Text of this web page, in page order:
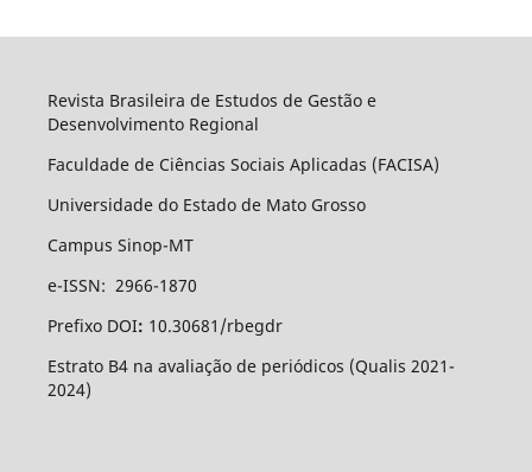
Revista Brasileira de Estudos de Gestão e
Desenvolvimento Regional
Faculdade de Ciências Sociais Aplicadas (FACISA)
Universidade do Estado de Mato Grosso
Campus Sinop-MT
e-ISSN: 2966-1870
Prefixo DOI: 10.30681/rbegdr
Estrato B4 na avaliação de periódicos (Qualis 2021-
2024)